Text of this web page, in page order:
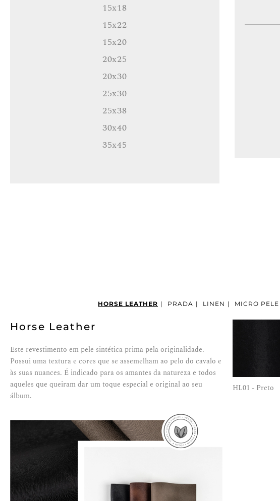
15x18
15x22
15x20
20x25
20x30
25x30
25x38
30x40
35x45
HORSE LEATHER | PRADA | LINEN | MICRO PELE
Horse Leather
Este revestimento em pele sintética prima pela originalidade.
Possui uma textura e cores que se assemelham ao pelo do cavalo e
às suas nuances. É indicado para os amantes da natureza e todos
aqueles que queiram dar um toque especial e original ao seu
álbum.
HL01 - Preto